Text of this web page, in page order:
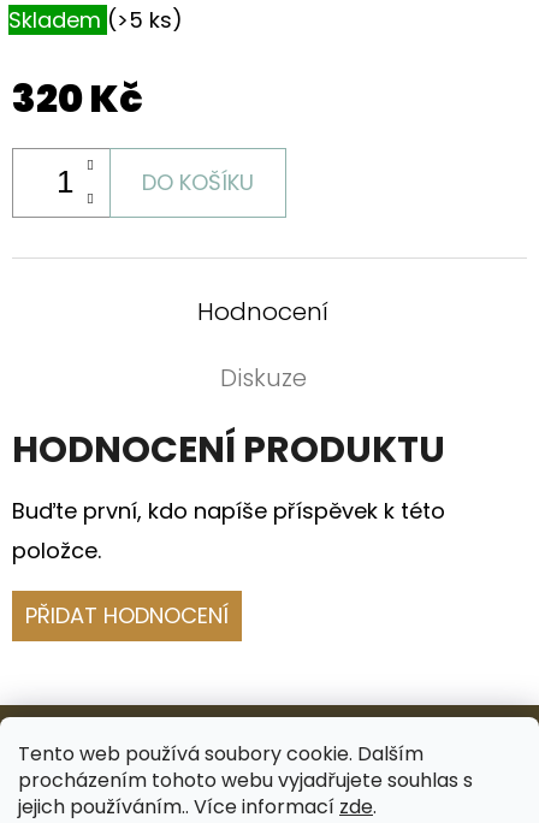
Tento web používá soubory cookie. Dalším
procházením tohoto webu vyjadřujete souhlas s
jejich používáním.. Více informací zde.
Skladem (>5 ks)
320 Kč
DO KOŠÍKU
Hodnocení
Diskuze
HODNOCENÍ PRODUKTU
Buďte první, kdo napíše příspěvek k této
položce.
PŘIDAT HODNOCENÍ
Z
Á
P FacebookInstagram